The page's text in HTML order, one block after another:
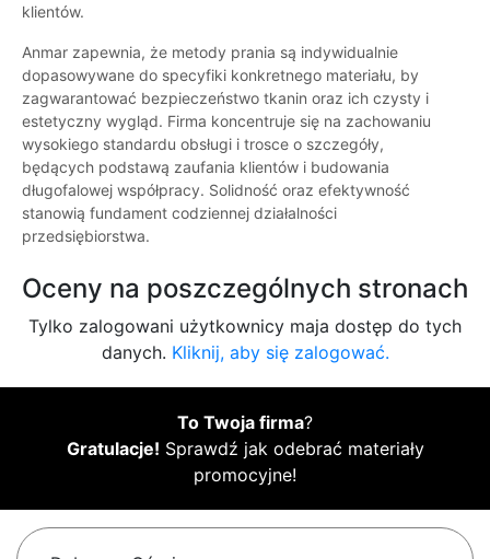
klientów.
Anmar zapewnia, że metody prania są indywidualnie
dopasowywane do specyfiki konkretnego materiału, by
zagwarantować bezpieczeństwo tkanin oraz ich czysty i
estetyczny wygląd. Firma koncentruje się na zachowaniu
wysokiego standardu obsługi i trosce o szczegóły,
będących podstawą zaufania klientów i budowania
długofalowej współpracy. Solidność oraz efektywność
stanowią fundament codziennej działalności
przedsiębiorstwa.
Oceny na poszczególnych stronach
Tylko zalogowani użytkownicy maja dostęp do tych
danych. Kliknij, aby się zalogować.
To Twoja firma?
Gratulacje! Sprawdź jak odebrać materiały
promocyjne!